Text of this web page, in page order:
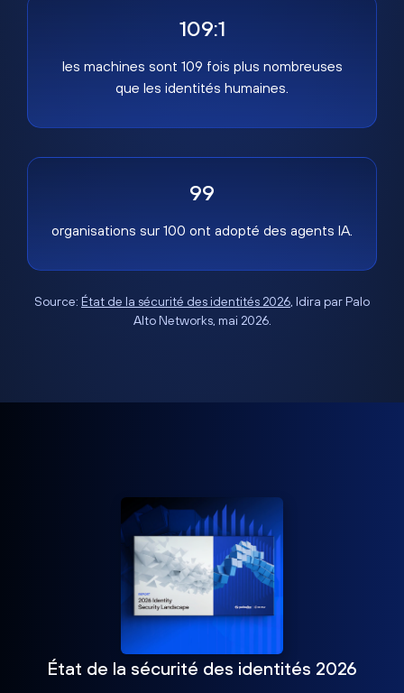
109:1
les machines sont 109 fois plus nombreuses
que les identités humaines.
99
organisations sur 100 ont adopté des agents IA.
Source: État de la sécurité des identités 2026, Idira par Palo
Alto Networks, mai 2026.
État de la sécurité des identités 2026